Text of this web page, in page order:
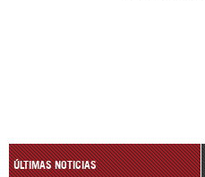
ÚLTIMAS NOTICIAS